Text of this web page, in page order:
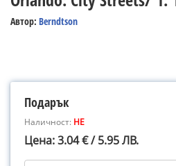
Автор: Berndtson
Подарък
Наличност: НЕ
Цена: 3.04 € / 5.95 ЛВ.